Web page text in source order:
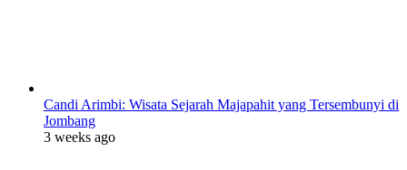
Candi Arimbi: Wisata Sejarah Majapahit yang Tersembunyi di
Jombang
3 weeks ago